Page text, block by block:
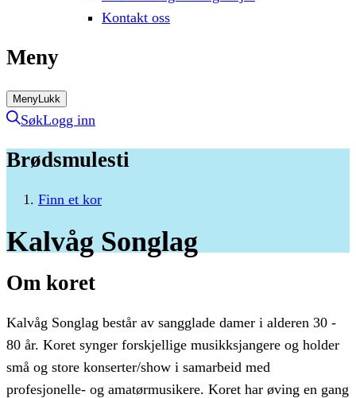
Kontakt oss
Meny
MenyLukk
SøkLogg inn
Brødsmulesti
Finn et kor
Kalvåg Songlag
Om koret
Kalvåg Songlag består av sangglade damer i alderen 30 -
80 år. Koret synger forskjellige musikksjangere og holder
små og store konserter/show i samarbeid med
profesjonelle- og amatørmusikere. Koret har øving en gang